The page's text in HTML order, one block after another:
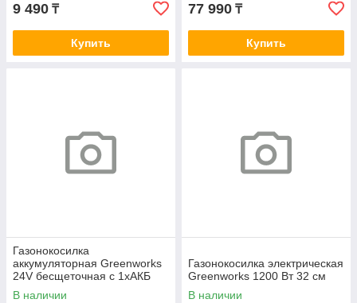
9 490 ₸
Купить
77 990 ₸
Купить
Газонокосилка
аккумуляторная Greenworks
24V бесщеточная с 1хАКБ
4Ач и ЗУ
В наличии
Газонокосилка электрическая
Greenworks 1200 Вт 32 см
В наличии